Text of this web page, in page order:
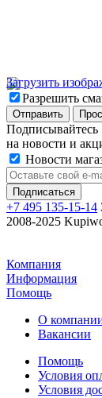
Загрузить
Разрешить
Подписывайтесь
на новости и
Новости
+7 495 135-15-14
2008-2025
Компания
Информация
Помощь
О
Вакансии
Помощь
Условия
Условия